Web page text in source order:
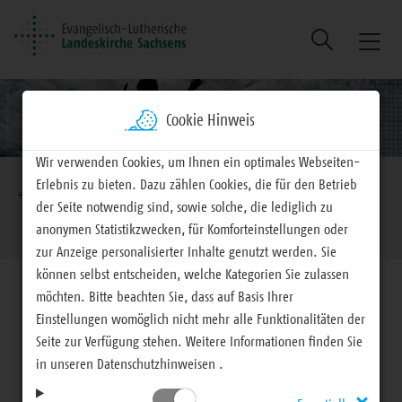
Suche
Brotkrumennavigation
EVLKS - engagiert Landeskirche
Kirchenrecht
Kirchliche Gerichte
Kirchenrecht
Cookie Hinweis
Wir verwenden Cookies, um Ihnen ein optimales Webseiten-
Erlebnis zu bieten. Dazu zählen Cookies, die für den Betrieb
der Seite notwendig sind, sowie solche, die lediglich zu
anonymen Statistikzwecken, für Komforteinstellungen oder
zur Anzeige personalisierter Inhalte genutzt werden. Sie
können selbst entscheiden, welche Kategorien Sie zulassen
möchten. Bitte beachten Sie, dass auf Basis Ihrer
Einstellungen womöglich nicht mehr alle Funktionalitäten der
Seite zur Verfügung stehen. Weitere Informationen finden Sie
in unseren Datenschutzhinweisen .